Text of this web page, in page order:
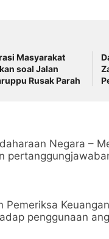
Masyarakat
soal Jalan
Rusak Parah
Negara –
penggunaan